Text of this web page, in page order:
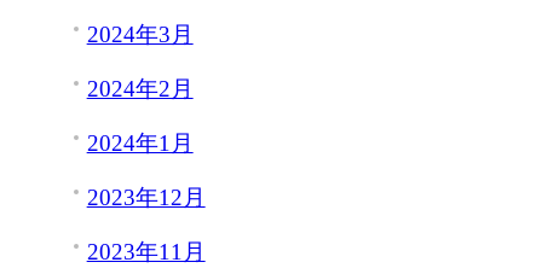
2024年3月
2024年2月
2024年1月
2023年12月
2023年11月